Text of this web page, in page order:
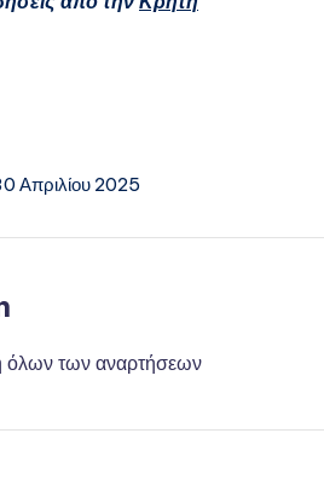
Απριλίου 2025
όλων των αναρτήσεων